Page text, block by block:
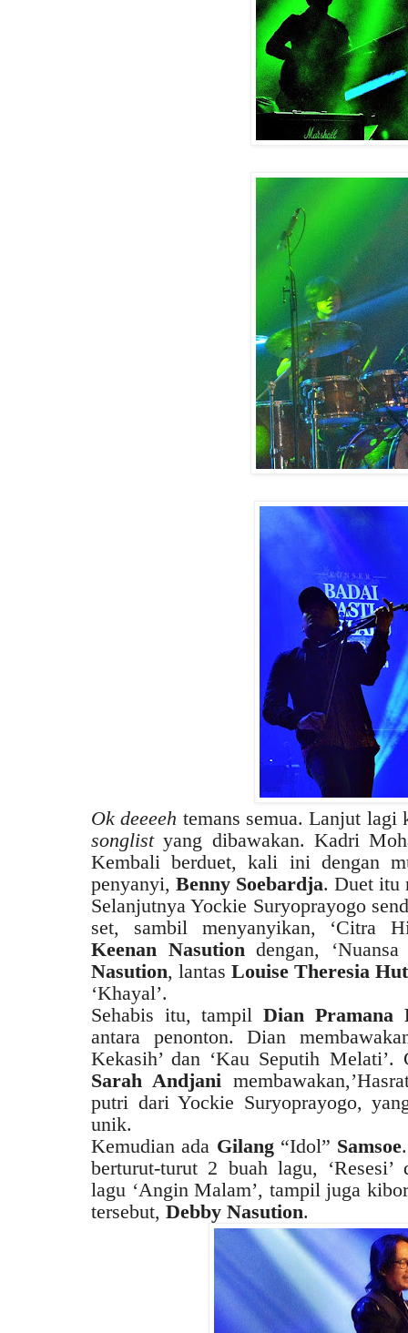
Ok deeeeh temans semua. Lanjut lagi
songlistyang dibawakan. Kadri
Kembali berduet, kali ini dengan
penyanyi, Benny Soebardja. Duet itu
Selanjutnya Yockie Suryoprayogo
set, sambil menyanyikan, ‘Citra
Keenan Nasution dengan,
Nasution, lantas Louise Theresia
‘Khayal’.
Sehabis itu, tampilDian Pramana
antara penonton. Dian
Kekasih’ dan ‘Kau Seputih Melati’.
Sarah Andjani
putri dari Yockie Suryoprayogo,
unik.
Kemudian ada Gilang“Idol” Samsoe
berturut-turut 2 buah lagu, ‘Resesi’
lagu ‘Angin Malam’, tampil juga
tersebut, Debby Nasution.